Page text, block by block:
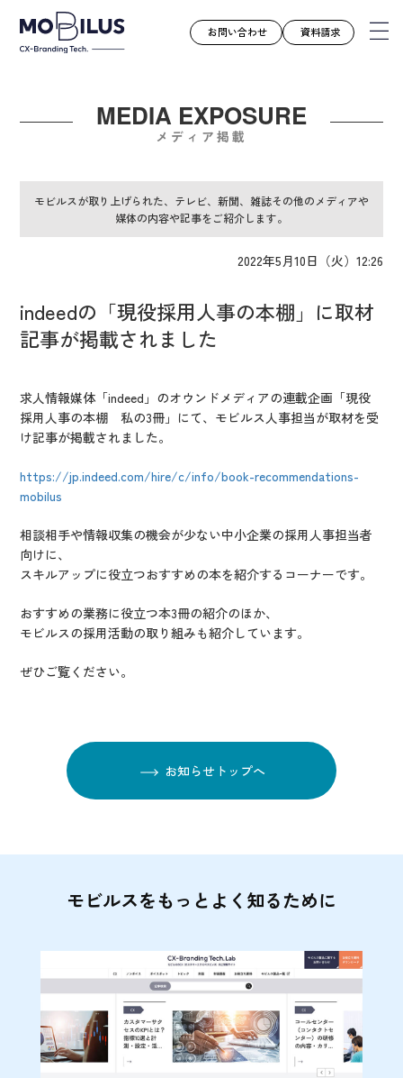
モビルスとは
導入事例
ユースケース
お役立ち資料
会社案内
IR情報
CX向上情報サイト
お問い合わせ 資料請求
MEDIA EXPOSURE
メディア掲載
モビルスが取り上げられた、テレビ、新聞、雑誌その他のメディアや
媒体の内容や記事をご紹介します。
2022年5月10日（火）12:26
indeedの「現役採用人事の本棚」に取材
記事が掲載されました
求人情報媒体「indeed」のオウンドメディアの連載企画「現役
採用人事の本棚 私の3冊」にて、モビルス人事担当が取材を受
け記事が掲載されました。
https://jp.indeed.com/hire/c/info/book-recommendations-
mobilus
相談相手や情報収集の機会が少ない中小企業の採用人事担当者
向けに、
スキルアップに役立つおすすめの本を紹介するコーナーです。
おすすめの業務に役立つ本3冊の紹介のほか、
モビルスの採用活動の取り組みも紹介しています。
ぜひご覧ください。
お知らせトップへ
モビルスをもっとよく知るために